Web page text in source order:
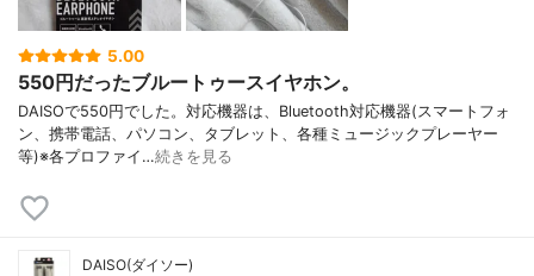
5.00
550円だったブルートゥースイヤホン。
DAISOで550円でした。対応機器は、Bluetooth対応機器(スマートフォ
ン、携帯電話、パソコン、タブレット、各種ミュージックプレーヤー
等)※各プロファイ…続きを見る
DAISO(ダイソー)